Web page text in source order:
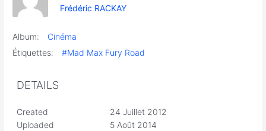
Frédéric RACKAY
Album:
Cinéma
Étiquettes:
#Mad Max Fury Road
DETAILS
Created
24 Juillet 2012
Uploaded
5 Août 2014